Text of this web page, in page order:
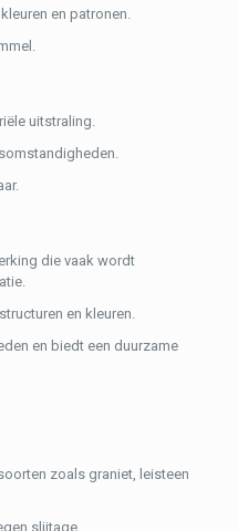
en patronen.
uitstraling.
die vaak wordt
en kleuren.
en biedt een duurzame
zoals graniet, leisteen
slijtage.